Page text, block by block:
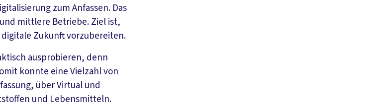
zum Anfassen. Das
mittlere Betriebe. Ziel ist,
Zukunft vorzubereiten.
ausprobieren, denn
konnte eine Vielzahl von
über Virtual und
und Lebensmitteln.